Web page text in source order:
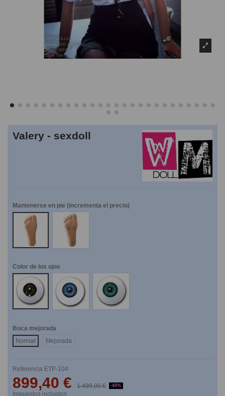
Valery - sexdoll
Mantenerse en pie (incrementa el precio)
NO
SI
Color de los ojos
Marrones
Azules Verdes
Boca mejorada
Normal
Mejorada
Referencia ETP-104
899,40 € 1.499,00 € -40%
Impuestos incluidos